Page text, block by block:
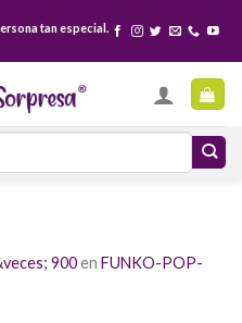
tan especial.
900en FUNKO-POP-